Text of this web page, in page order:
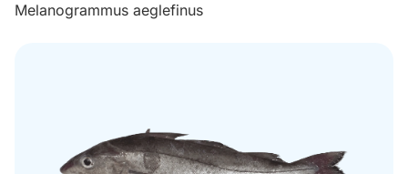
Melanogrammus aeglefinus